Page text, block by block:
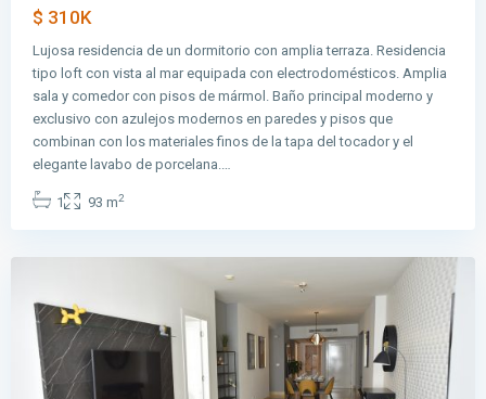
$ 310K
Lujosa residencia de un dormitorio con amplia terraza. Residencia
tipo loft con vista al mar equipada con electrodomésticos. Amplia
sala y comedor con pisos de mármol. Baño principal moderno y
exclusivo con azulejos modernos en paredes y pisos que
combinan con los materiales finos de la tapa del tocador y el
elegante lavabo de porcelana.…
1 93 m2
Avenida
Balboa,
de